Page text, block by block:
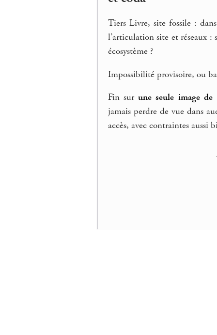
Tiers Livre, site fossile :
l’articulation site et réseaux :
écosystème ?
Impossibilité provisoire, ou
Fin surune seule image
jamais perdre de vue dans
accès, avec contraintes aussi